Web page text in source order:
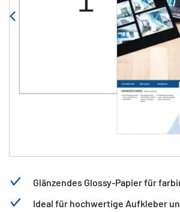
Glänzendes Glossy-Papier für
Ideal für hochwertige Aufkleber